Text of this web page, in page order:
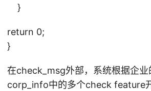
}
return 0;
}
在check_msg外部，系统根据企业
corp_info中的多个check feature